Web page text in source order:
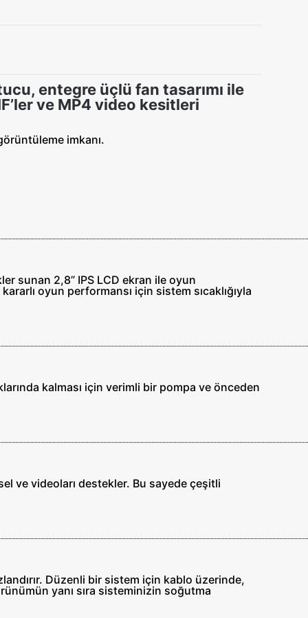
entegre üçlü fan tasarımı ile
ve MP4 video kesitleri
imkanı.
sunan 2,8” IPS LCD ekran ile oyun
oyun performansı için sistem sıcaklığıyla
kalması için verimli bir pompa ve önceden
ve videoları destekler. Bu sayede çeşitli
Düzenli bir sistem için kablo üzerinde,
yanı sıra sisteminizin soğutma